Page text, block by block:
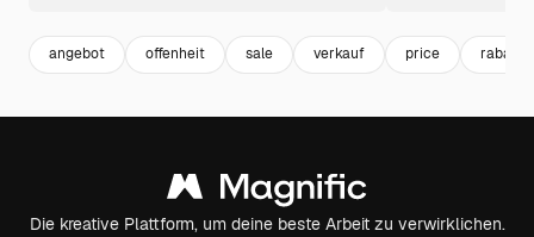
angebot offenheit sale verkauf price rabatt
Die kreative Plattform, um deine beste Arbeit zu verwirklichen.